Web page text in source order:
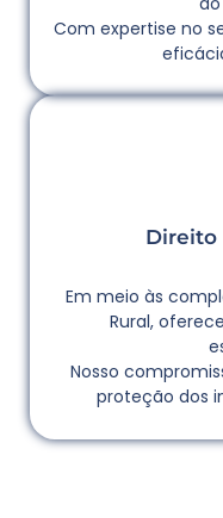
Com expertise no
Direito
Em meio às
Rural,
Nosso
proteção dos